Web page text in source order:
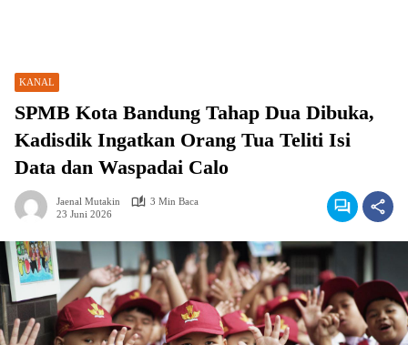
KANAL
SPMB Kota Bandung Tahap Dua Dibuka,
Kadisdik Ingatkan Orang Tua Teliti Isi
Data dan Waspadai Calo
Jaenal Mutakin
3 Min Baca
23 Juni 2026